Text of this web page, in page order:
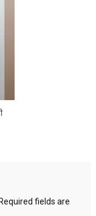
Required fields are